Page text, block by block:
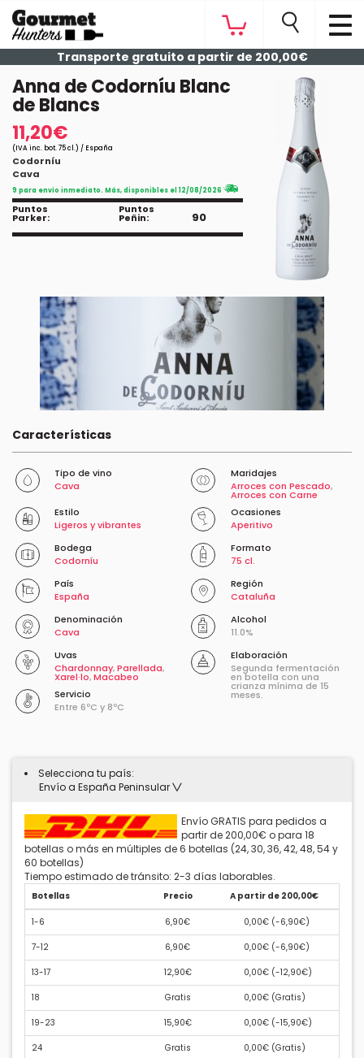
Transporte gratuito a partir de 200,00€
Anna de Codorníu Blanc
de Blancs
11,20€
(IVA inc. bot. 75 cl.) / España
Codorníu
Cava
9 para envío inmediato. Más, disponibles el 12/08/2026
Puntos
Parker:
Puntos
Peñin: 90
Características
Tipo de vino
Cava
Maridajes
Arroces con Pescado,
Arroces con Carne
Estilo
Ligeros y vibrantes
Ocasiones
Aperitivo
Bodega
Codorníu
Formato
75 cl.
País
España
Región
Cataluña
Denominación
Cava
Alcohol
11.0%
Uvas
Chardonnay,Parellada,
Xarel·lo,Macabeo
Servicio
Entre 6ºC y 8ºC
Elaboración
Segunda fermentación
en botella con una
crianza mínima de 15
meses.
Selecciona tu país:
Envío a España Peninsular
Envío GRATIS para pedidos a
partir de 200,00€ o para 18
botellas o más en múltiples de 6 botellas (24, 30, 36, 42, 48, 54 y
60 botellas)
Tiempo estimado de tránsito: 2-3 días laborables.
Botellas Precio A partir de 200,00€
1-6 6,90€ 0,00€ (-6,90€)
7-12 6,90€ 0,00€ (-6,90€)
13-17 12,90€ 0,00€ (-12,90€)
18 Gratis 0,00€ (Gratis)
19-23 15,90€ 0,00€ (-15,90€)
24 Gratis 0,00€ (Gratis)